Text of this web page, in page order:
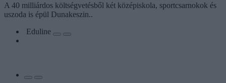
A 40 milliárdos költségvetésből két középiskola, sportcsarnokok és
uszoda is épül Dunakeszin..
Eduline